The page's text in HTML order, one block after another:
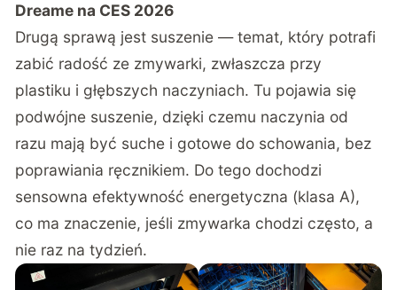
Dreame na CES 2026
Drugą sprawą jest suszenie — temat, który potrafi
zabić radość ze zmywarki, zwłaszcza przy
plastiku i głębszych naczyniach. Tu pojawia się
podwójne suszenie, dzięki czemu naczynia od
razu mają być suche i gotowe do schowania, bez
poprawiania ręcznikiem. Do tego dochodzi
sensowna efektywność energetyczna (klasa A),
co ma znaczenie, jeśli zmywarka chodzi często, a
nie raz na tydzień.